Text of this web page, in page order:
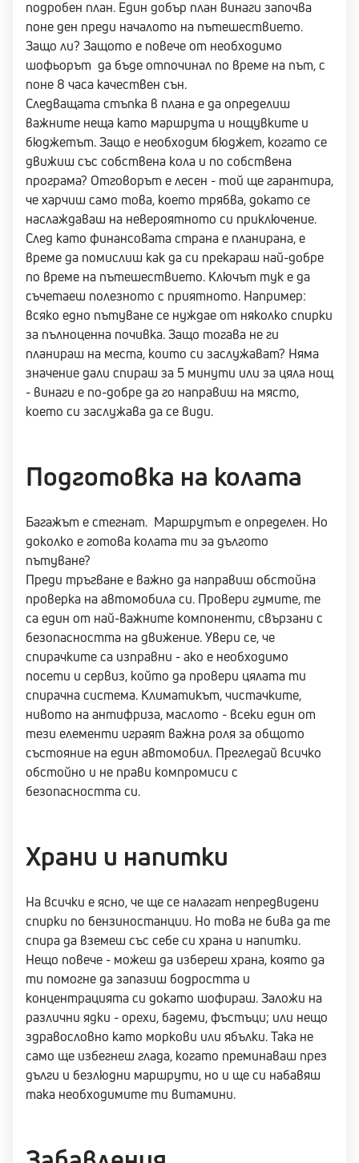
подробен план. Един добър план винаги започва
поне ден преди началото на пътешествието.
Защо ли? Защото е повече от необходимо
шофьорът да бъде отпочинал по време на път, с
поне 8 часа качествен сън.
Следващата стъпка в плана е да определиш
важните неща като маршрута и нощувките и
бюджетът. Защо е необходим бюджет, когато се
движиш със собствена кола и по собствена
програма? Отговорът е лесен - той ще гарантира,
че харчиш само това, което трябва, докато се
наслаждаваш на невероятното си приключение.
След като финансовата страна е планирана, е
време да помислиш как да си прекараш най-добре
по време на пътешествието. Ключът тук е да
съчетаеш полезното с приятното. Например:
всяко едно пътуване се нуждае от няколко спирки
за пълноценна почивка. Защо тогава не ги
планираш на места, които си заслужават? Няма
значение дали спираш за 5 минути или за цяла нощ
- винаги е по-добре да го направиш на място,
което си заслужава да се види.
Подготовка на колата
Багажът е стегнат. Маршрутът е определен. Но
доколко е готова колата ти за дългото
пътуване?
Преди тръгване е важно да направиш обстойна
проверка на автомобила си. Провери гумите, те
са един от най-важните компоненти, свързани с
безопасността на движение. Увери се, че
спирачките са изправни - ако е необходимо
посети и сервиз, който да провери цялата ти
спирачна система. Климатикът, чистачките,
нивото на антифриза, маслото - всеки един от
тези елементи играят важна роля за общото
състояние на един автомобил. Прегледай всичко
обстойно и не прави компромиси с
безопасността си.
Храни и напитки
На всички е ясно, че ще се налагат непредвидени
спирки по бензиностанции. Но това не бива да те
спира да вземеш със себе си храна и напитки.
Нещо повече - можеш да избереш храна, която да
ти помогне да запазиш бодростта и
концентрацията си докато шофираш. Заложи на
различни ядки - орехи, бадеми, фъстъци; или нещо
здравословно като моркови или ябълки. Така не
само ще избегнеш глада, когато преминаваш през
дълги и безлюдни маршрути, но и ще си набавяш
така необходимите ти витамини.